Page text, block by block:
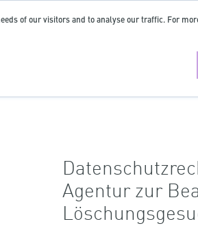
of our visitors and to analyse our traffic. For
Agentur zur